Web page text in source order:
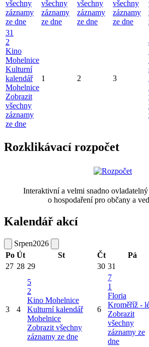
všechny
záznamy
ze dne
všechny
záznamy
ze dne
všechny
záznamy
ze dne
všechny
záznamy
ze dne
31
2
Kino
Mohelnice
Kulturní
kalendář
Mohelnice
Zobrazit
všechny
záznamy
ze dne
1 2 3
Rozklikávací rozpočet
Interaktivní a velmi snadno
o hospodaření pro občany a
Kalendář akcí
Srpen2026
Po Út St Čt Pá
27 28 29 30 31
3 4
5
2
Kino Mohelnice
Kulturní kalendář
Mohelnice
Zobrazit všechny
záznamy ze dne
6
7
1
Floria
Kroměříž -
Zobrazit
všechny
záznamy ze
dne